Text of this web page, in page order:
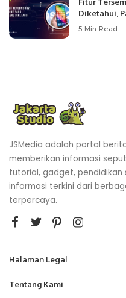
Fitur
Diketahui,
5 Min Read
JSMedia adalah portal
memberikan informasi
tutorial, gadget, pendidikan
informasi terkini dari
terpercaya.
Halaman Legal
Tentang Kami